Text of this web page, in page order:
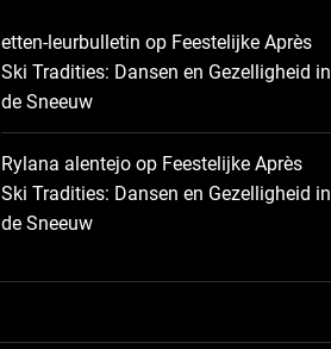
etten-leurbulletin op Feestelijke Après
Ski Tradities: Dansen en Gezelligheid in
de Sneeuw
Rylana alentejo op Feestelijke Après
Ski Tradities: Dansen en Gezelligheid in
de Sneeuw